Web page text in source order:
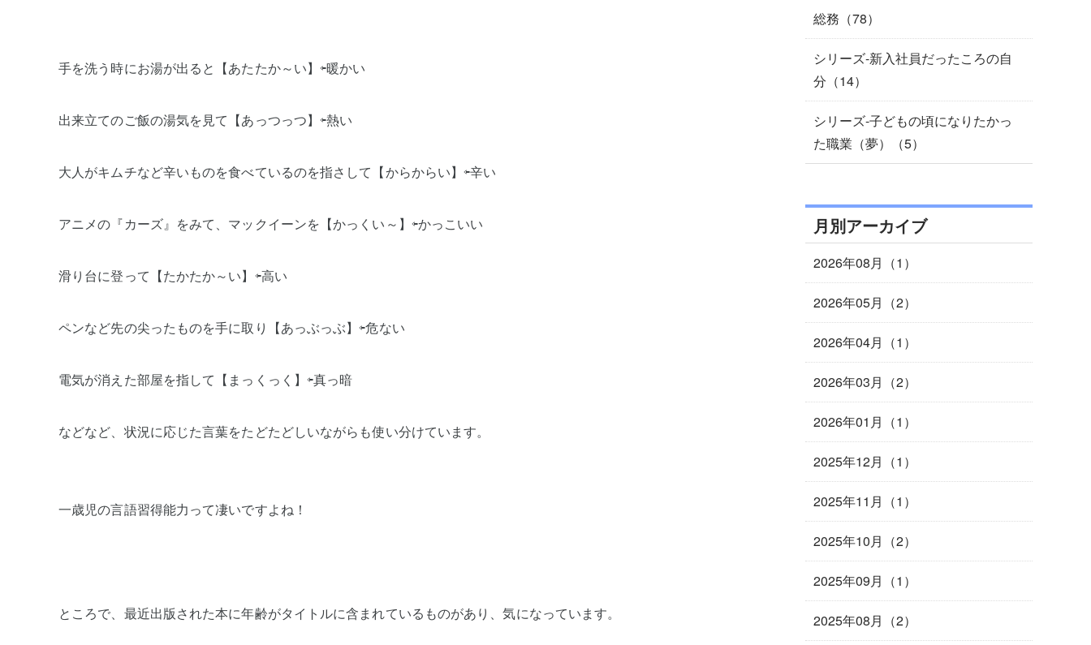
手を洗う時にお湯が出ると【あたたか～い】⇦暖かい
出来立てのご飯の湯気を見て【あっつっつ】⇦熱い
大人がキムチなど辛いものを食べているのを指さして【からからい】⇦辛い
アニメの『カーズ』をみて、マックイーンを【かっくい～】⇦かっこいい
滑り台に登って【たかたか～い】⇦高い
ペンなど先の尖ったものを手に取り【あっぶっぶ】⇦危ない
電気が消えた部屋を指して【まっくっく】⇦真っ暗
などなど、状況に応じた言葉をたどたどしいながらも使い分けています。
一歳児の言語習得能力って凄いですよね！
ところで、最近出版された本に年齢がタイトルに含まれているものがあり、気になっています。
総務（78）
シリーズ-新入社員だったころの自
分（14）
シリーズ-子どもの頃になりたかっ
た職業（夢）（5）
月別アーカイブ
2026年08月（1）
2026年05月（2）
2026年04月（1）
2026年03月（2）
2026年01月（1）
2025年12月（1）
2025年11月（1）
2025年10月（2）
2025年09月（1）
2025年08月（2）